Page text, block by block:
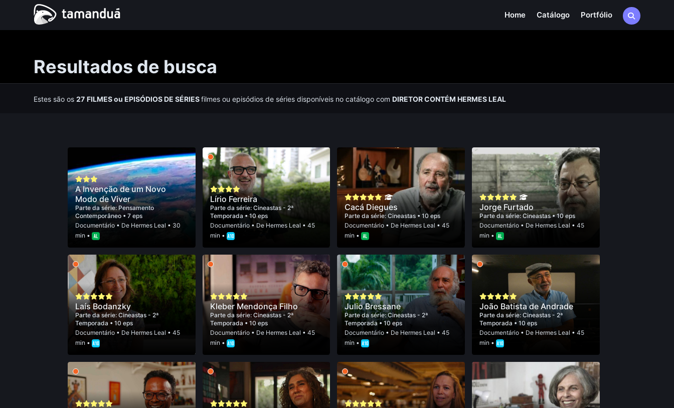
Home Catálogo Portfólio
Resultados de busca
Estes são os27 FILMESou EPISÓDIOS DE SÉRIESfilmes ou episódios de séries disponíveis no catálogo comDIRETOR CONTÉM HERMES LEAL
A Invenção de um Novo
Modo de Viver
Parte da série: Pensamento
Contemporâneo • 7 eps
Documentário• De Hermes Leal • 30
min •
Lírio Ferreira
Parte da série: Cineastas - 2ª
Temporada• 10 eps
Documentário• De Hermes Leal • 45
min •
Cacá Diegues
Parte da série:Cineastas • 10 eps
Documentário • De Hermes Leal • 45
min •
Jorge Furtado
Parte da série:Cineastas• 10 eps
Documentário • De Hermes Leal • 45
min •
Laís Bodanzky
Parte da série: Cineastas - 2ª
Temporada • 10 eps
Documentário• De Hermes Leal • 45
min •
Kleber Mendonça Filho
Parte da série: Cineastas - 2ª
Temporada • 10 eps
Documentário• De Hermes Leal • 45
min •
Julio Bressane
Parte da série:Cineastas - 2ª
Temporada • 10 eps
Documentário • De Hermes Leal • 45
min •
João Batista de Andrade
Parte da série:Cineastas - 2ª
Temporada • 10 eps
Documentário • De Hermes Leal • 45
min •